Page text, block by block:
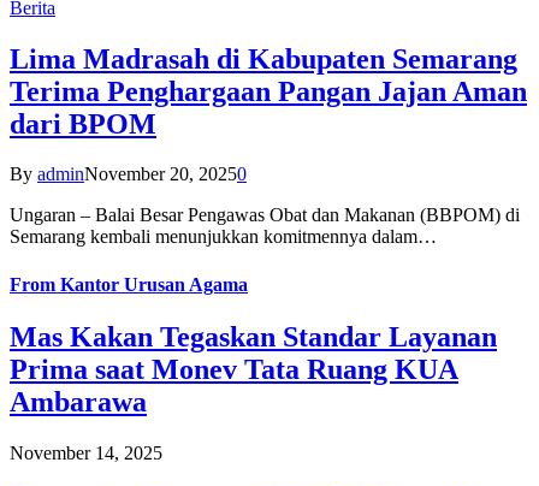
Berita
Lima Madrasah di Kabupaten Semarang
Terima Penghargaan Pangan Jajan Aman
dari BPOM
By adminNovember 20, 20250
Ungaran – Balai Besar Pengawas Obat dan Makanan (BBPOM) di
Semarang kembali menunjukkan komitmennya dalam…
From Kantor Urusan Agama
Mas Kakan Tegaskan Standar Layanan
Prima saat Monev Tata Ruang KUA
Ambarawa
November 14, 2025